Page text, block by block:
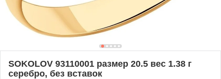
SOKOLOV 93110001 размер 20.5 вес 1.38 г
серебро, без вставок